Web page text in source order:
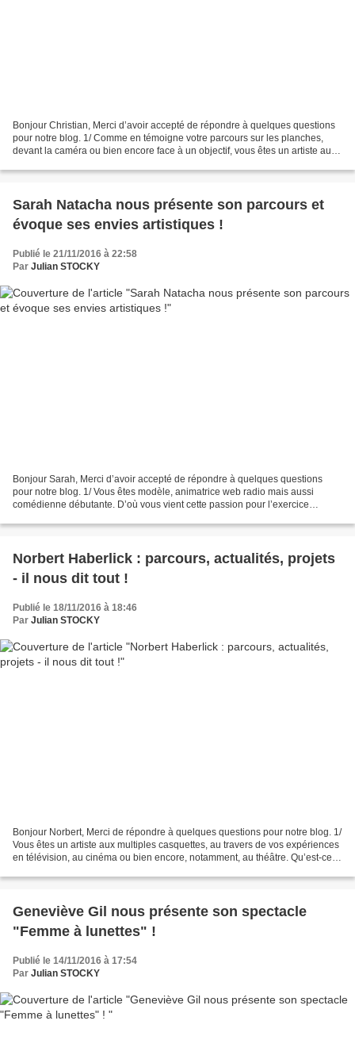
Bonjour Christian, Merci d’avoir accepté de répondre à quelques questions
pour notre blog. 1/ Comme en témoigne votre parcours sur les planches,
devant la caméra ou bien encore face à un objectif, vous êtes un artiste aux
Sarah Natacha nous présente son parcours et
évoque ses envies artistiques !
Publié le 21/11/2016 à 22:58
Par Julian STOCKY
Bonjour Sarah, Merci d’avoir accepté de répondre à quelques questions
pour notre blog. 1/ Vous êtes modèle, animatrice web radio mais aussi
comédienne débutante. D’où vous vient cette passion pour l’exercice
Norbert Haberlick : parcours, actualités, projets
- il nous dit tout !
Publié le 18/11/2016 à 18:46
Par Julian STOCKY
Bonjour Norbert, Merci de répondre à quelques questions pour notre blog. 1/
Vous êtes un artiste aux multiples casquettes, au travers de vos expériences
en télévision, au cinéma ou bien encore, notamment, au théâtre. Qu’est-ce
Geneviève Gil nous présente son spectacle
"Femme à lunettes" !
Publié le 14/11/2016 à 17:54
Par Julian STOCKY